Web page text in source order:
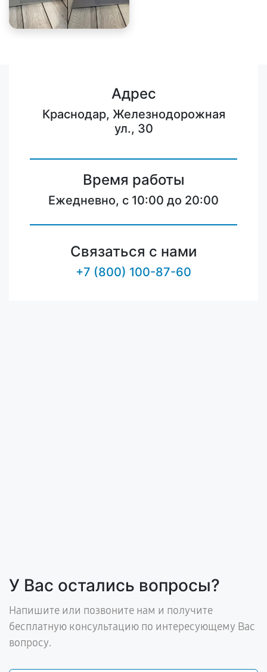
Адрес
Краснодар, Железнодорожная
ул., 30
Время работы
Ежедневно, с 10:00 до 20:00
Связаться с нами
+7 (800) 100-87-60
У Вас остались вопросы?
Напишите или позвоните нам и получите
бесплатную консультацию по интересующему Вас
вопросу.